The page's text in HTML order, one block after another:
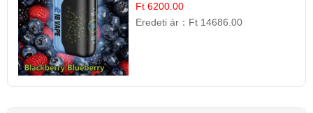
Prémium Ízélmény
Ft 6200.00
Eredeti ár： Ft 14686.00